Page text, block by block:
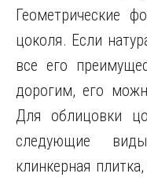
Геометрические
цоколя. Если
все его
дорогим, его
Для облицовки
следующие
клинкерная